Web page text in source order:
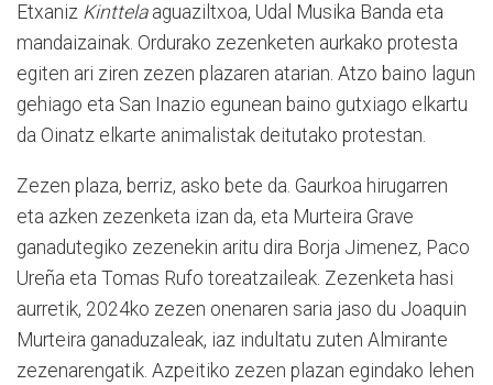
Etxaniz Kinttelaaguaziltxoa, Udal Musika Banda eta
mandaizainak. Ordurako zezenketen aurkako protesta
egiten ari ziren zezen plazaren atarian. Atzo baino lagun
gehiago eta San Inazio egunean baino gutxiago elkartu
da Oinatz elkarte animalistak deitutako protestan.
Zezen plaza, berriz, asko bete da. Gaurkoa hirugarren
eta azken zezenketa izan da, eta Murteira Grave
ganadutegiko zezenekin aritu dira Borja Jimenez, Paco
Ureña eta Tomas Rufo toreatzaileak. Zezenketa hasi
aurretik, 2024ko zezen onenaren saria jaso du Joaquin
Murteira ganaduzaleak, iaz indultatu zuten Almirante
zezenarengatik. Azpeitiko zezen plazan egindako lehen